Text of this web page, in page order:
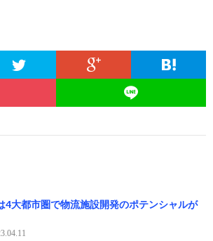
4大都市圏で物流施設開発のポテンシャルが